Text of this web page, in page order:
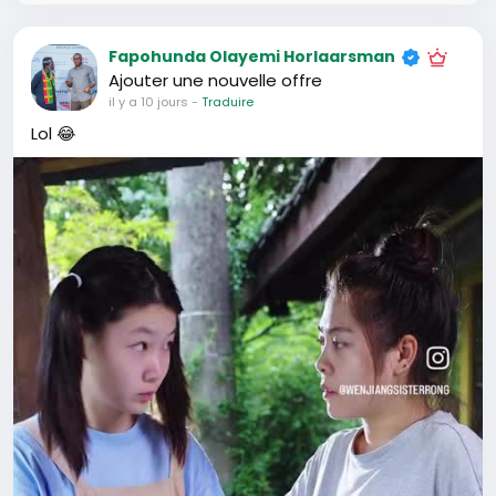
Fapohunda Olayemi Horlaarsman
Ajouter une nouvelle offre
il y a 10 jours - Traduire
Lol 😂